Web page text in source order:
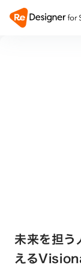
未来を担う
える